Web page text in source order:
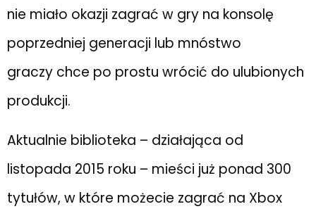
nie miało okazji zagrać w gry na konsolę
poprzedniej generacji lub mnóstwo
graczy chce po prostu wrócić do ulubionych
produkcji.
Aktualnie biblioteka – działająca od
listopada 2015 roku – mieści już ponad 300
tytułów, w które możecie zagrać na Xbox